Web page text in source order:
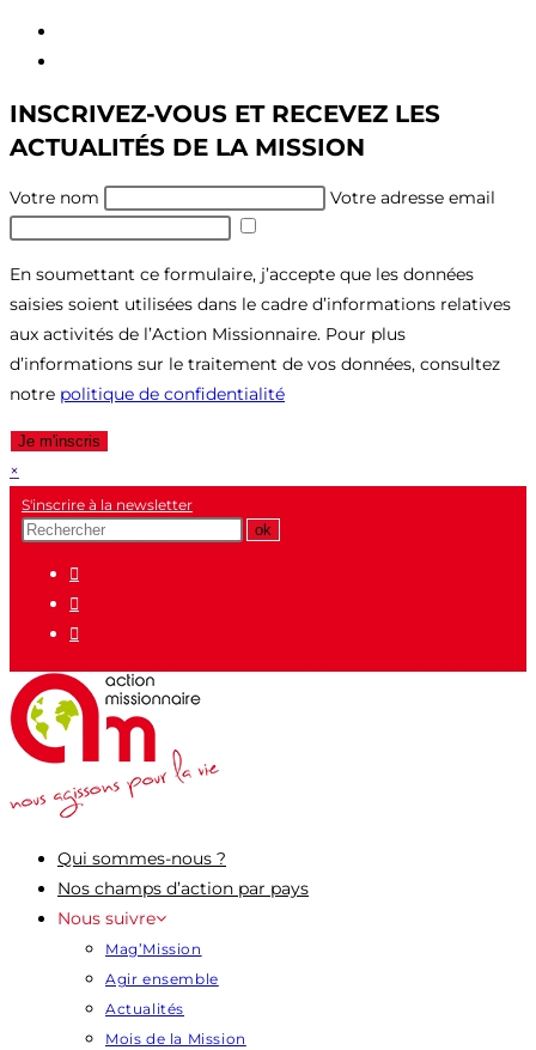
menu
INSCRIVEZ-VOUS ET RECEVEZ LES
ACTUALITÉS DE LA MISSION
Votre nom Votre adresse email
En soumettant ce formulaire, j’accepte que les données
saisies soient utilisées dans le cadre d’informations relatives
aux activités de l’Action Missionnaire. Pour plus
d’informations sur le traitement de vos données, consultez
notre politique de confidentialité
Je m'inscris
×
S'inscrire à la newsletter
Recherche
ok
Qui sommes-nous ?
Nos champs d’action par pays
Nous suivre
Mag’Mission
Agir ensemble
Actualités
Mois de la Mission